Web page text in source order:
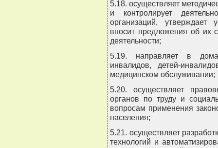
5.18. осуществляет
и контролирует
организаций, утверждает
вносит предложения об их
деятельности;
5.19. направляет в
инвалидов, детей-
медицинском обслуживании;
5.20. осуществляет
органов по труду и
вопросам применения
населения;
5.21. осуществляет
технологий и